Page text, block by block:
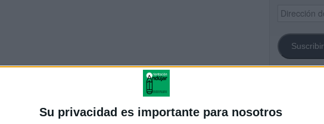
Su privacidad es importante para nosotros
Dirección
de
Suscribir
SIGUE